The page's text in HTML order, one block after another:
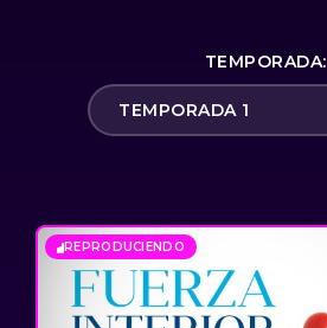
TEMPORADA:
REPRODUCIENDO